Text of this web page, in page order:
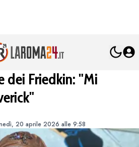
dei Friedkin: "Mi
20 aprile 2026 alle 9:58